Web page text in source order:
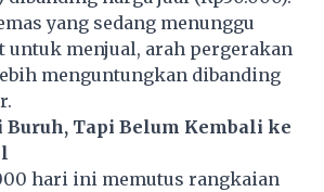
yang sedang menunggu
untuk menjual, arah pergerakan
menguntungkan dibanding
Buruh, Tapi Belum Kembali ke
hari ini memutus rangkaian